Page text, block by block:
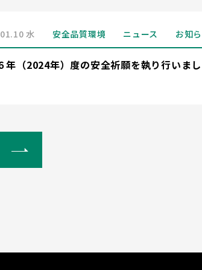
水 安全品質環境 ニュース お知
年（2024年）度の安全祈願を執り行いまし